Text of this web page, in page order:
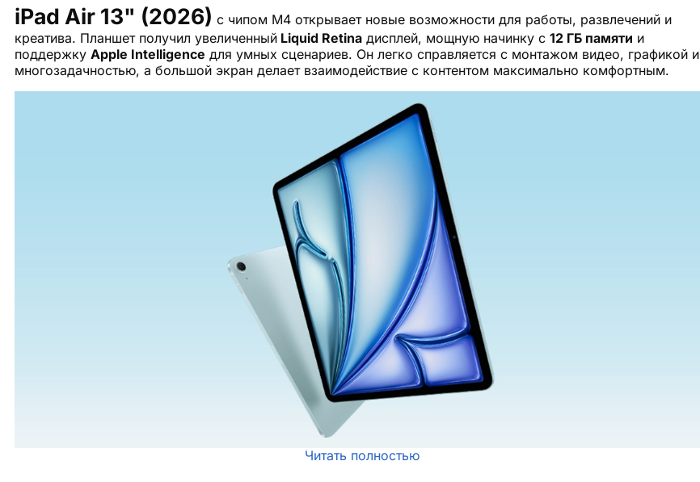
iPad Air 13" (2026) с чипом M4 открывает новые возможности для работы, развлечений и
креатива. Планшет получил увеличенный Liquid Retina дисплей, мощную начинку с 12 ГБ памяти и
поддержку Apple Intelligence для умных сценариев. Он легко справляется с монтажом видео, графикой и
многозадачностью, а большой экран делает взаимодействие с контентом максимально комфортным.
Читать полностью